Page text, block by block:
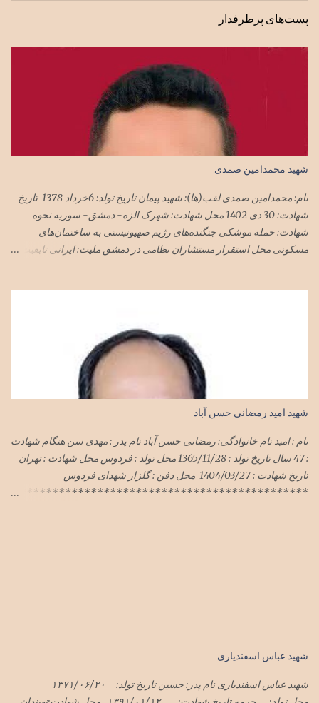
پست‌های پرطرفدار
شهید محمدامین صمدی
نام: محمدامین صمدی لقب(ها): شهید پیمان تاریخ تولد: 6خرداد 1378 تاریخ
شهادت: 30 دی 1402 محل شهادت: شهرک الزه- دمشق- سوریه نحوه
شهادت: حمله موشکی جنگنده‌های رژیم صهیونیستی به ساختمان‌های
مسکونی محل استقرار مستشاران نظامی در دمشق ملیت: ایرانی تابعیت:
شهید امید رمضانی حسن آباد
نام : امید نام خانوادگی: رمضانی حسن آباد نام پدر : مهدی سن هنگام شهادت
: 47 سال تاریخ تولد : 1365/11/28 محل تولد : فردوس محل شهادت : تهران
تاریخ شهادت : 1404/03/27 محل دفن : گلزار شهدای فردوس
**********************************************
شهید عباس اسفندیاری